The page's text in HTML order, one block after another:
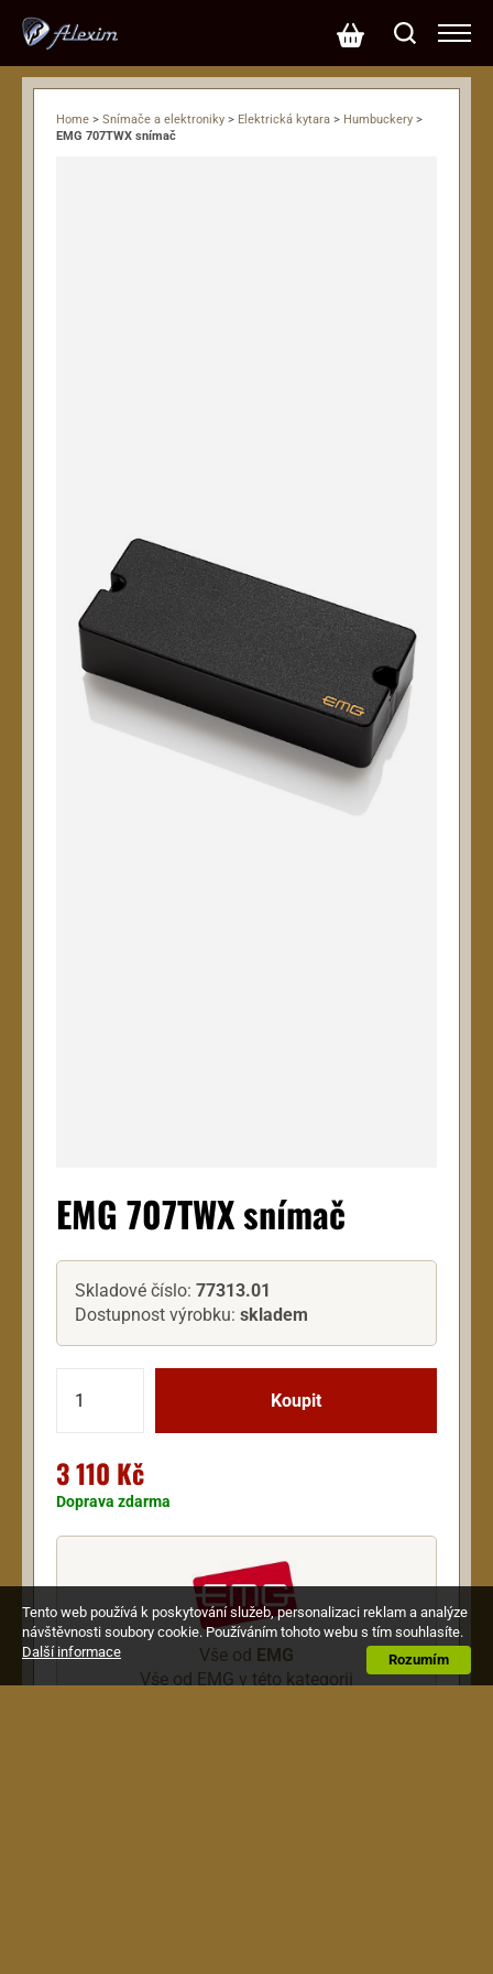
Home > Snímače a elektroniky > Elektrická kytara > Humbuckery >
EMG 707TWX snímač
EMG 707TWX snímač
Skladové číslo: 77313.01
Dostupnost výrobku: skladem
3 110 Kč
Doprava zdarma
Vše od
EMG
Vše od EMG v této kategorii
Tento web používá k poskytování služeb, personalizaci reklam a analýze
návštěvnosti soubory cookie. Používáním tohoto webu s tím souhlasíte.
Rozumím
Další informace